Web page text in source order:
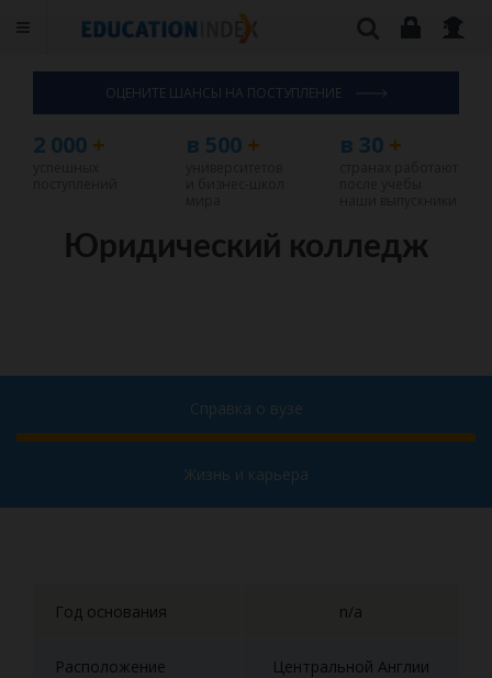
ОЦЕНИТЕ ШАНСЫ НА ПОСТУПЛЕНИЕ
2 000 + в 500 + в 30+
Юридический колледж
Справка о вузе
Жизнь и карьера
Год основания n/a
Расположение Центральной Англии